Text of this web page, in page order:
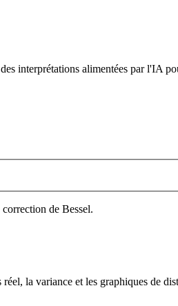
interprétations alimentées par l'IA
de Bessel.
la variance et les graphiques de